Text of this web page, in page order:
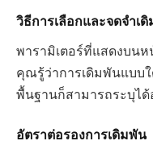
วิธีการเลือกและจดจำเ
พารามิเตอร์ที่แสดงบน
คุณรู้ว่าการเดิมพันแบบ
พื้นฐานก็สามารถระบุได้
อัตราต่อรองการเดิมพัน